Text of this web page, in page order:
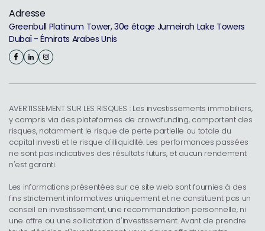
Adresse
Greenbull Platinum Tower, 30e étage Jumeirah Lake Towers
Dubaï - Émirats Arabes Unis
AVERTISSEMENT SUR LES RISQUES : Les investissements immobiliers,
y compris via des plateformes de crowdfunding, comportent des
risques, notamment le risque de perte partielle ou totale du
capital investi et le risque d'illiquidité. Les performances passées
ne sont pas indicatives des résultats futurs, et aucun rendement
n'est garanti.
Les informations présentées sur ce site web sont fournies à des
fins strictement informatives uniquement et ne constituent pas un
conseil en investissement, une recommandation personnelle, ni
une offre ou une sollicitation d'investissement. Avant de prendre